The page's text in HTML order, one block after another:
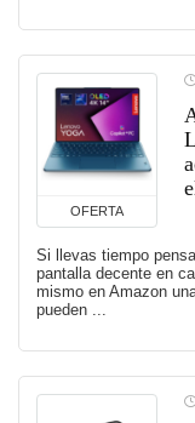
OFERTA
Si llevas tiempo
pantalla decente en
mismo en Amazon
pueden ...